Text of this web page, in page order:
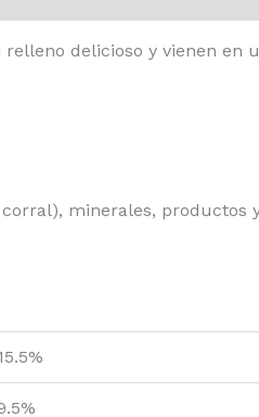
delicioso y vienen en
minerales, productos